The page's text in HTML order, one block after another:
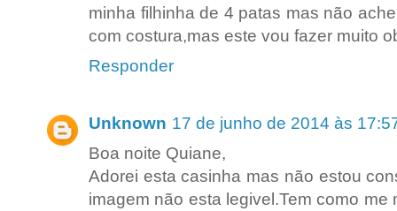
minha filhinha de 4 patas mas não
com costura,mas este vou fazer muito
Responder
Unknown 17 de junho de 2014 às
Boa noite Quiane,
Adorei esta casinha mas não estou
imagem não esta legivel.Tem como